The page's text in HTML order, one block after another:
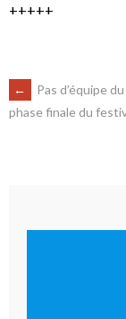
+++++
←
Pas d’équipe
phase finale du